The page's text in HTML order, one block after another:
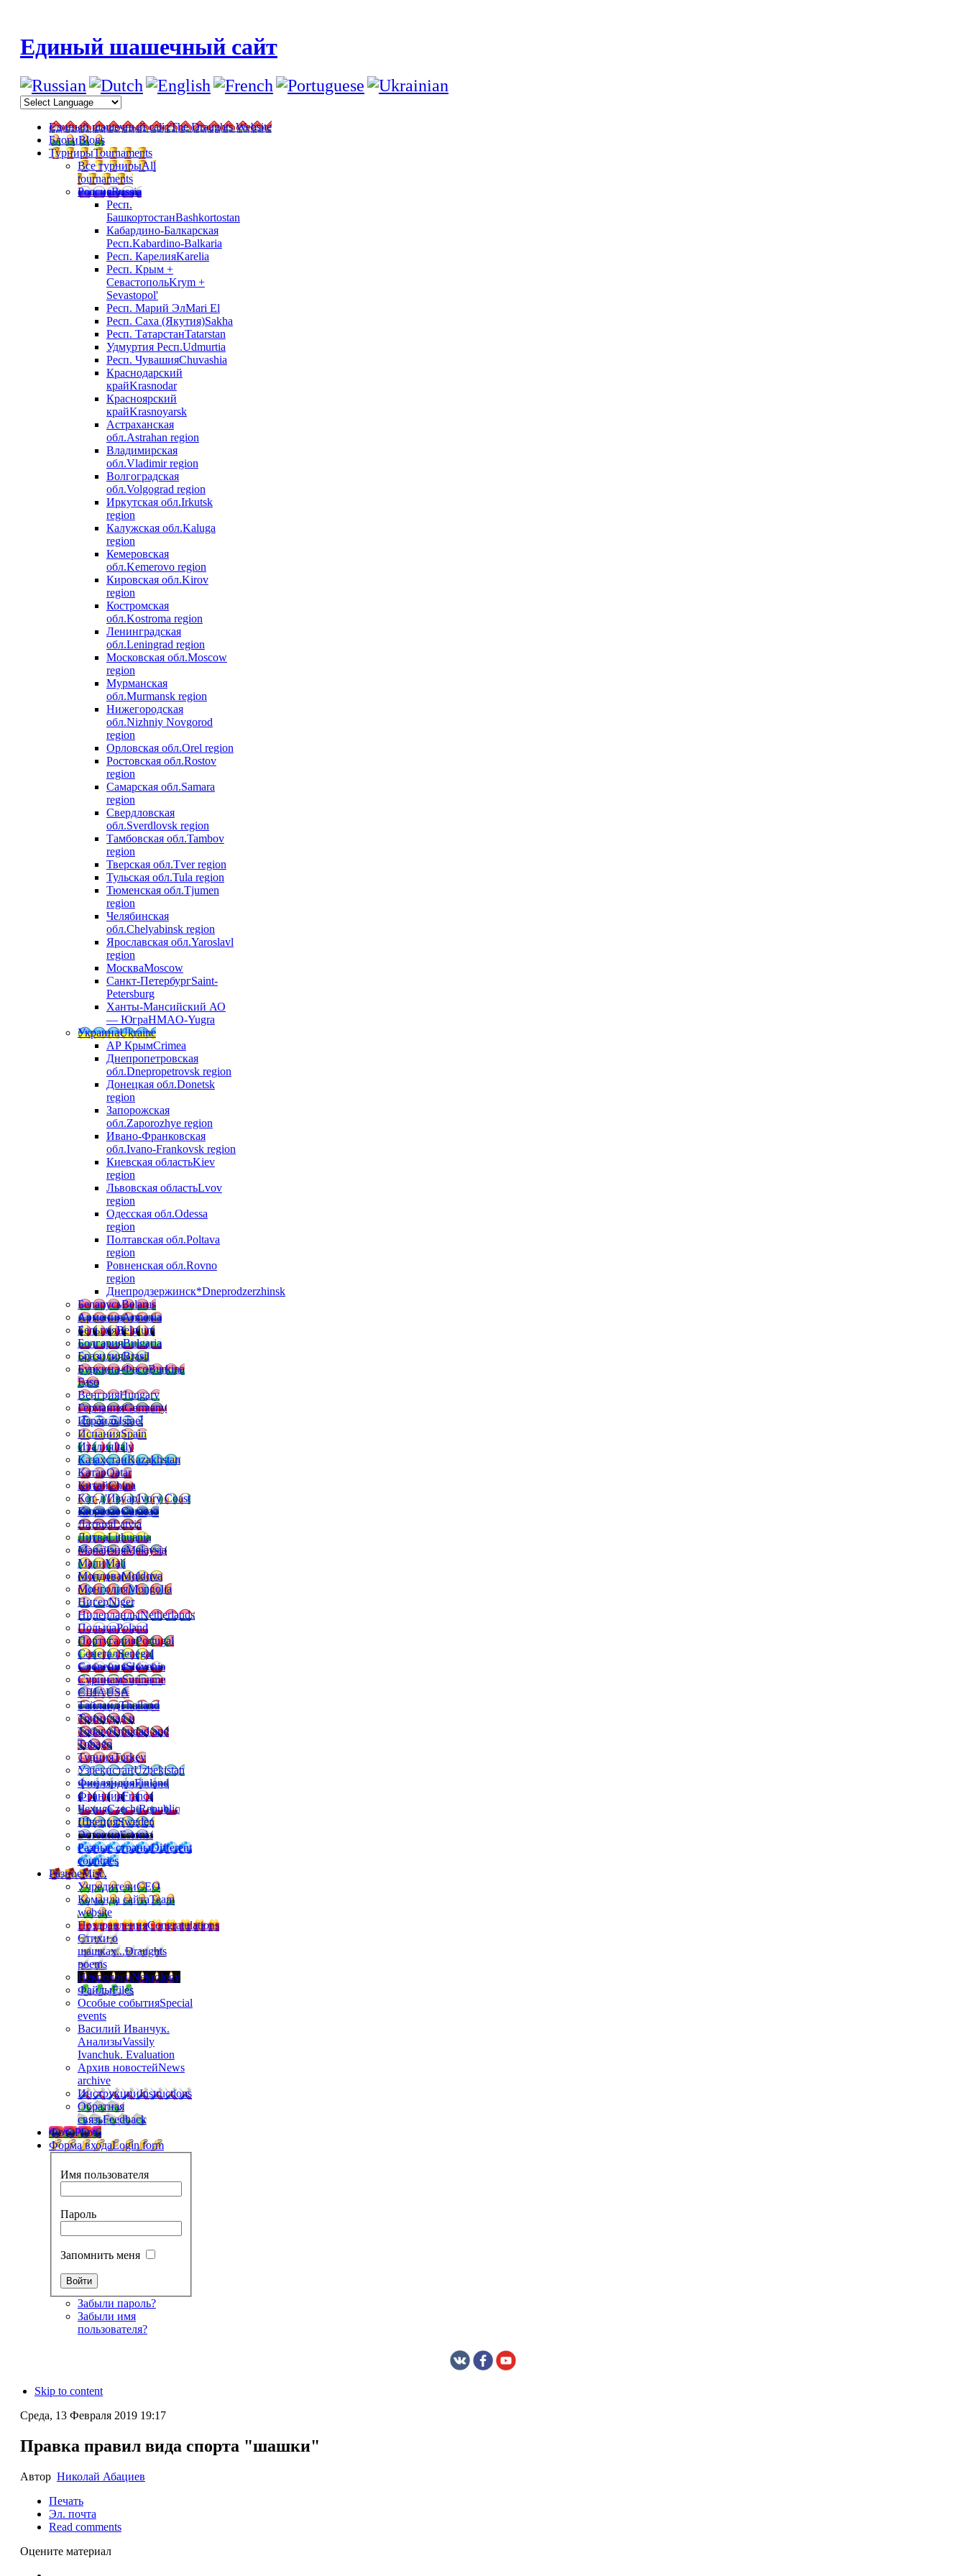
Единый шашечный сайт
Единый шашечный сайтThe Draughts Website
БлогиBlogs
ТурнирыTournaments
Все турнирыAll
tournaments
РоссияRussia
Респ.
БашкортостанBashkortostan
Кабардино-Балкарская
Респ.Kabardino-Balkaria
Респ. КарелияKarelia
Респ. Крым +
СевастопольKrym +
Sevastopol'
Респ. Марий ЭлMari El
Респ. Саха (Якутия)Sakha
Респ. ТатарстанTatarstan
Удмуртия Респ.Udmurtia
Респ. ЧувашияChuvashia
Краснодарский
крайKrasnodar
Красноярский
крайKrasnoyarsk
Астраханская
обл.Astrahan region
Владимирская
обл.Vladimir region
Волгоградская
обл.Volgograd region
Иркутская обл.Irkutsk
region
Калужская обл.Kaluga
region
Кемеровская
обл.Kemerovo region
Кировская обл.Kirov
region
Костромская
обл.Kostroma region
Ленинградская
обл.Leningrad region
Московская обл.Moscow
region
Мурманская
обл.Murmansk region
Нижегородская
обл.Nizhniy Novgorod
region
Орловская обл.Orel region
Ростовская обл.Rostov
region
Самарская обл.Samara
region
Свердловская
обл.Sverdlovsk region
Тамбовская обл.Tambov
region
Тверская обл.Tver region
Тульская обл.Tula region
Тюменская обл.Tjumen
region
Челябинская
обл.Chelyabinsk region
Ярославская обл.Yaroslavl
region
МоскваMoscow
Санкт-ПетербургSaint-
Petersburg
Ханты-Мансийский АО
— ЮграHMAO-Yugra
УкраинаUkraine
АР КрымCrimea
Днепропетровская
обл.Dnepropetrovsk region
Донецкая обл.Donetsk
region
Запорожская
обл.Zaporozhye region
Ивано-Франковская
обл.Ivano-Frankovsk region
Киевская областьKiev
region
Львовская областьLvov
region
Одесская обл.Odessa
region
Полтавская обл.Poltava
region
Ровненская обл.Rovno
region
Днепродзержинск*Dneprodzerzhinsk
БеларусьBelarus
АрменияArmenia
БельгияBelgium
БолгарияBulgaria
БразилияBrasil
Буркина-ФасоBurkina
Faso
ВенгрияHungary
ГерманияGermany
ИзраильIsrael
ИспанияSpain
ИталияItaly
КазахстанKazakhstan
КатарQatar
КитайChina
Кот-д'ИвуарIvory Coast
КюрасаоCuracao
ЛатвияLatvia
ЛитваLithuania
МалайзияMalaysia
МалиMali
МолдоваMoldova
МонголияMongolia
НигерNiger
НидерландыNetherlands
ПольшаPoland
ПортугалияPortugal
СенегалSenegal
СловенияSlovenia
СуринамSuriname
СШАUSA
ТайландThailand
Тринидад и
ТобагоTrinidad and
Tobago
ТурцияTurkey
УзбекистанUzbekistan
ФинляндияFinland
ФранцияFrance
ЧехияCzech Republic
ШвецияSweden
ЭстонияEstonia
Разные страныDifferent
countries
РазноеMisc.
УчредителиCEO
Команда сайтаTeam
website
ПоздравленияCongratulations
Стихи о
шашках...Draughts
poems
НекрологиNekrology
ФайлыFiles
Особые событияSpecial
events
Василий Иванчук.
АнализыVassily
Ivanchuk. Evaluation
Архив новостейNews
archive
ИнструкцииInstructions
Обратная
связьFeedback
ФотоPhoto
Форма входаLogin form
Имя пользователя
Пароль
Запомнить меня
Забыли пароль?
Забыли имя
пользователя?
Skip to content
Среда, 13 Февраля 2019 19:17
Правка правил вида спорта "шашки"
Автор Николай Абациев
Печать
Эл. почта
Read comments
Оцените материал